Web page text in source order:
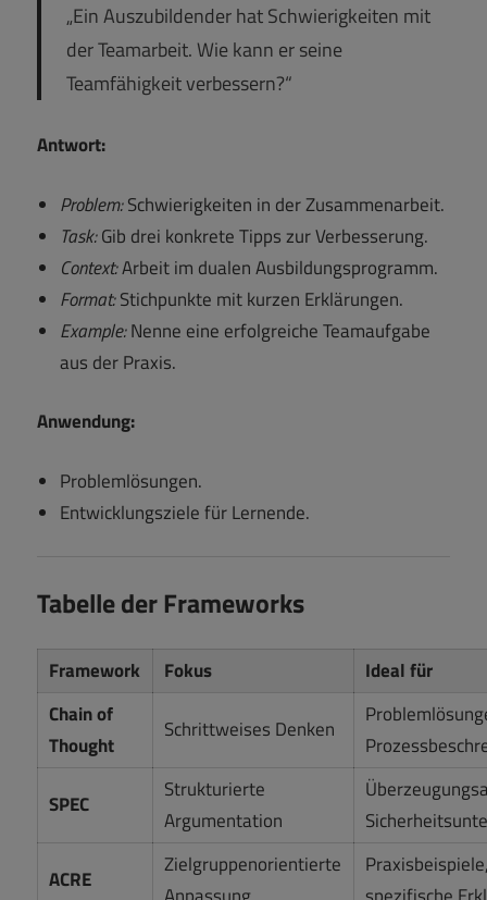
„Ein Auszubildender hat Schwierigkeiten mit
der Teamarbeit. Wie kann er seine
Teamfähigkeit verbessern?“
Antwort:
Problem:Schwierigkeiten in der Zusammenarbeit.
Task:Gib drei konkrete Tipps zur Verbesserung.
Context:Arbeit im dualen Ausbildungsprogramm.
Format:Stichpunkte mit kurzen Erklärungen.
Example:Nenne eine erfolgreiche Teamaufgabe
aus der Praxis.
Anwendung:
Problemlösungen.
Entwicklungsziele für Lernende.
Tabelle der Frameworks
Framework Fokus
Ideal für
Chain of
Thought
Schrittweises Denken
SPEC
Strukturierte
Argumentation
ACRE
Zielgruppenorientierte